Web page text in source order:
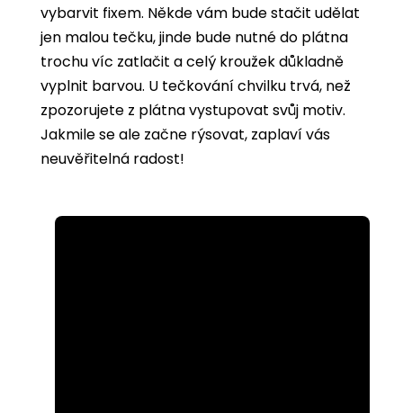
vybarvit fixem. Někde vám bude stačit udělat
jen malou tečku, jinde bude nutné do plátna
trochu víc zatlačit a celý kroužek důkladně
vyplnit barvou. U tečkování chvilku trvá, než
zpozorujete z plátna vystupovat svůj motiv.
Jakmile se ale začne rýsovat, zaplaví vás
neuvěřitelná radost!